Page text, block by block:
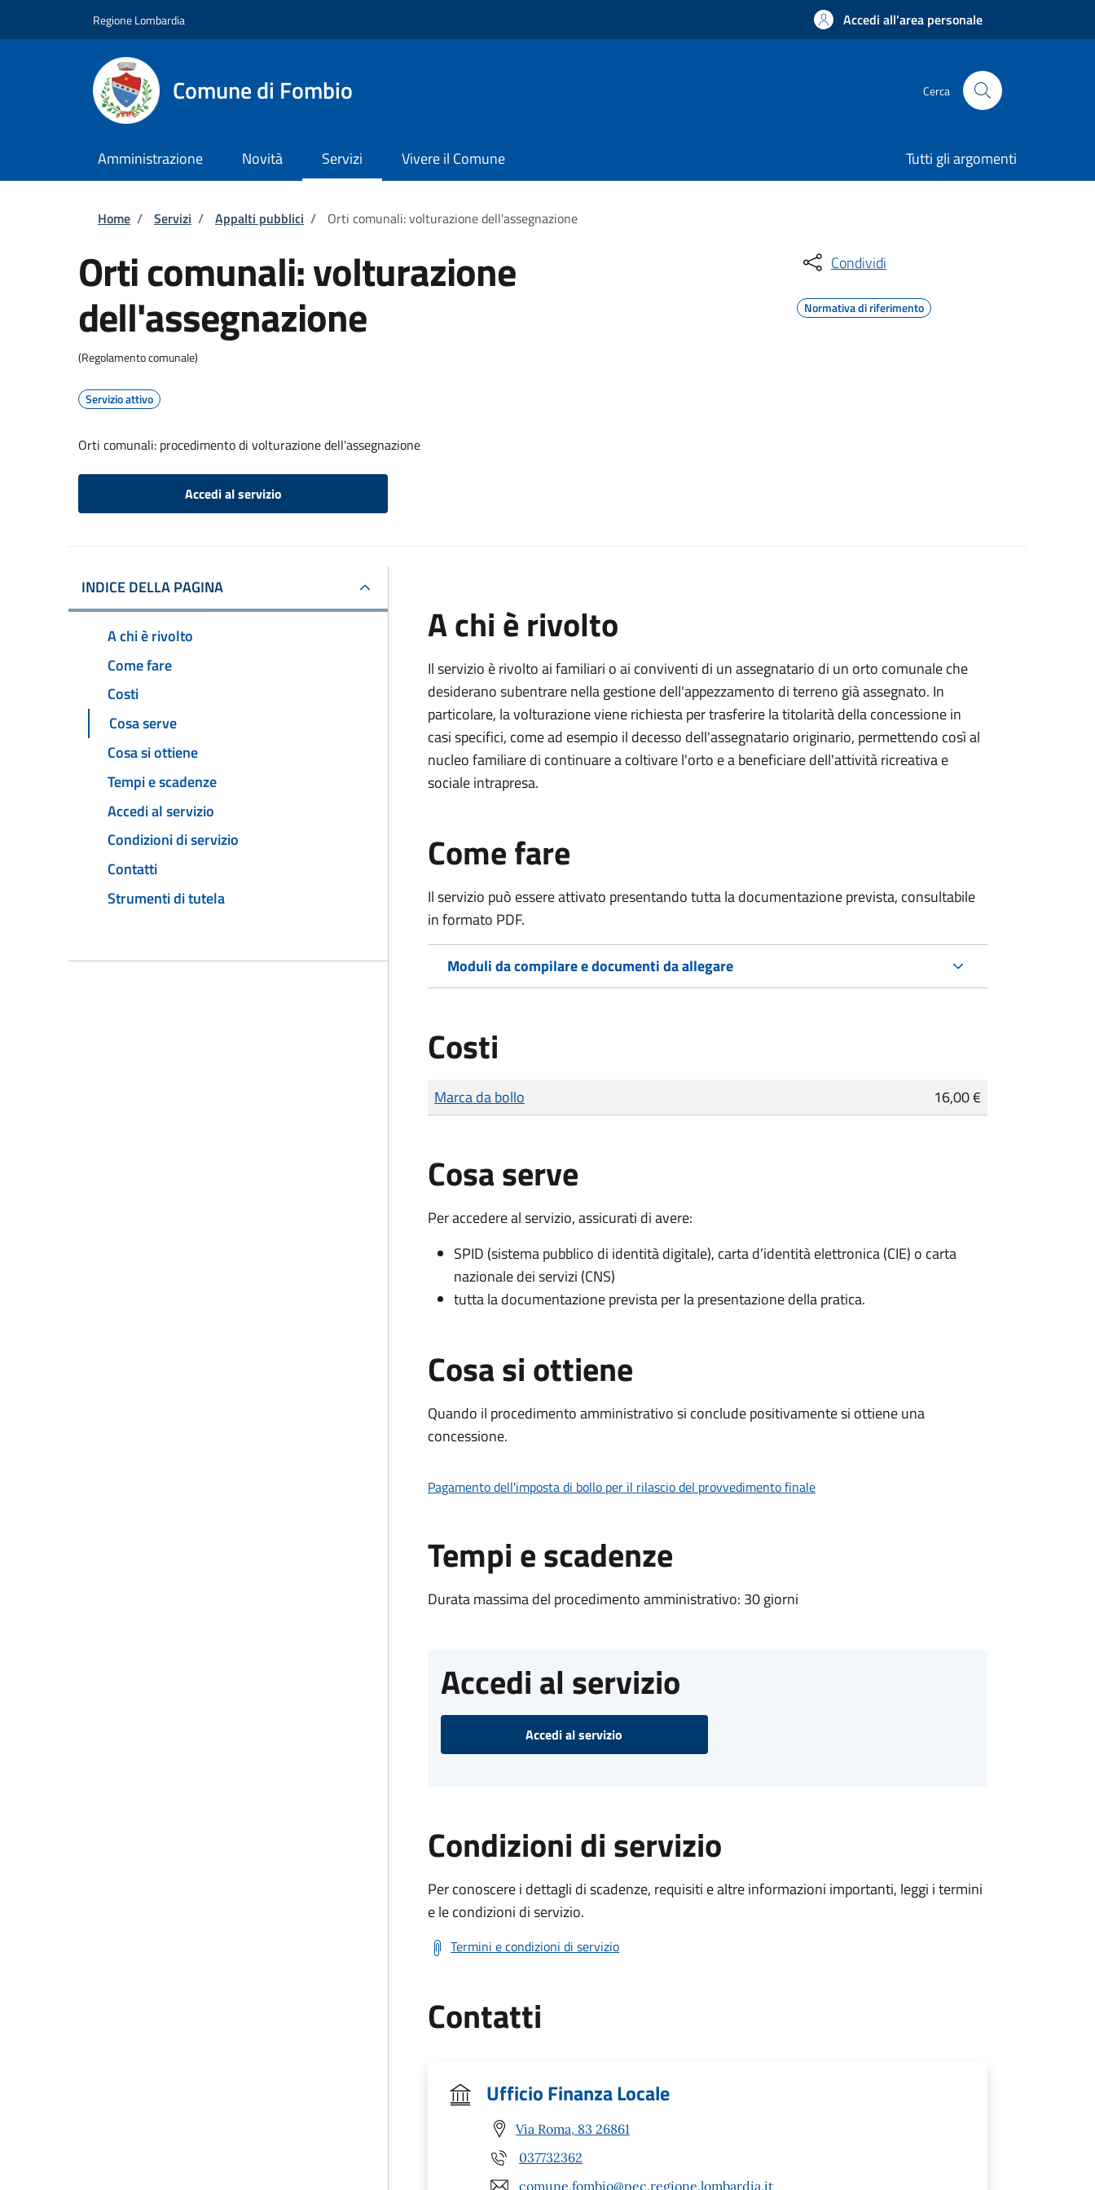
Regione Lombardia Accedi all'area personale
Comune di Fombio Cerca
Amministrazione Novità Servizi Vivere il Comune Tutti gli argomenti
Briciole di pane
Home / Servizi / Appalti pubblici / Orti comunali: volturazione dell'assegnazione
Orti comunali: volturazione
dell'assegnazione
(Regolamento comunale)
Servizio attivo
Orti comunali: procedimento di volturazione dell'assegnazione
Accedi al servizio
Condividi
Normativa di riferimento
INDICE DELLA PAGINA
A chi è rivolto
Come fare
Costi
Cosa serve
Cosa si ottiene
Tempi e scadenze
Accedi al servizio
Condizioni di servizio
Contatti
Strumenti di tutela
A chi è rivolto
Il servizio è rivolto ai familiari o ai conviventi di un assegnatario di un orto comunale che
desiderano subentrare nella gestione dell'appezzamento di terreno già assegnato. In
particolare, la volturazione viene richiesta per trasferire la titolarità della concessione in
casi specifici, come ad esempio il decesso dell'assegnatario originario, permettendo così al
nucleo familiare di continuare a coltivare l'orto e a beneficiare dell'attività ricreativa e
sociale intrapresa.
Come fare
Il servizio può essere attivato presentando tutta la documentazione prevista, consultabile
in formato PDF.
Moduli da compilare e documenti da allegare
Costi
Tipo di pagamento
Importo
Marca da bollo 16,00 €
Cosa serve
Per accedere al servizio, assicurati di avere:
SPID (sistema pubblico di identità digitale), carta d’identità elettronica (CIE) o carta
nazionale dei servizi (CNS)
tutta la documentazione prevista per la presentazione della pratica.
Cosa si ottiene
Quando il procedimento amministrativo si conclude positivamente si ottiene una
concessione.
Pagamento dell'imposta di bollo per il rilascio del provvedimento finale
Tempi e scadenze
Durata massima del procedimento amministrativo: 30 giorni
Accedi al servizio
Accedi al servizio
Condizioni di servizio
Per conoscere i dettagli di scadenze, requisiti e altre informazioni importanti, leggi i termini
e le condizioni di servizio.
Termini e condizioni di servizio
Contatti
Ufficio Finanza Locale
Via Roma, 83 26861
037732362
comune.fombio@pec.regione.lombardia.it